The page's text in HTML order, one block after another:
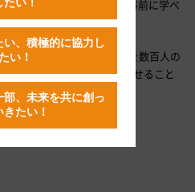
態に対応できるスキルを事前に学べ
代のVR/MRヘッドセットを数百人の
いに第3世代をデビューさせること
ります。
い、積極的に協力し
い！
部、未来を共に創っ
きたい！